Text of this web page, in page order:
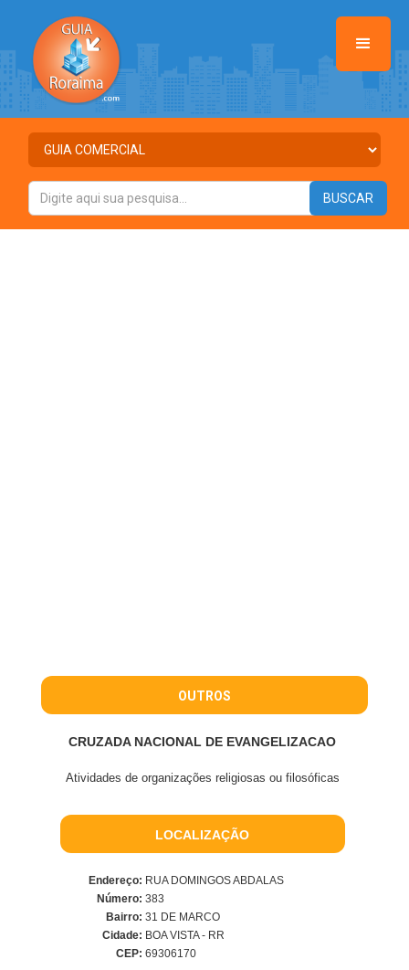
OUTROS
CRUZADA NACIONAL DE EVANGELIZACAO
Atividades de organizações religiosas ou filosóficas
LOCALIZAÇÃO
Endereço: RUA DOMINGOS ABDALAS
Número: 383
Bairro: 31 DE MARCO
Cidade: BOA VISTA - RR
CEP: 69306170